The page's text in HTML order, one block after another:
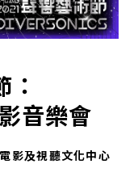
音樂會
影及視聽文化中心